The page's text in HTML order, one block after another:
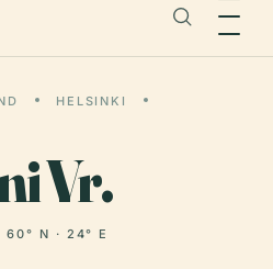
HELSINKI
Vr.
60° N · 24° E